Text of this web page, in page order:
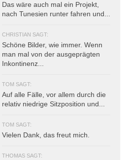
Das wäre auch mal ein Projekt,
nach Tunesien runter fahren und...
CHRISTIAN SAGT:
Schöne Bilder, wie immer. Wenn
man mal von der ausgeprägten
Inkontinenz...
TOM SAGT:
Auf alle Fälle, vor allem durch die
relativ niedrige Sitzposition und...
TOM SAGT:
Vielen Dank, das freut mich.
THOMAS SAGT: